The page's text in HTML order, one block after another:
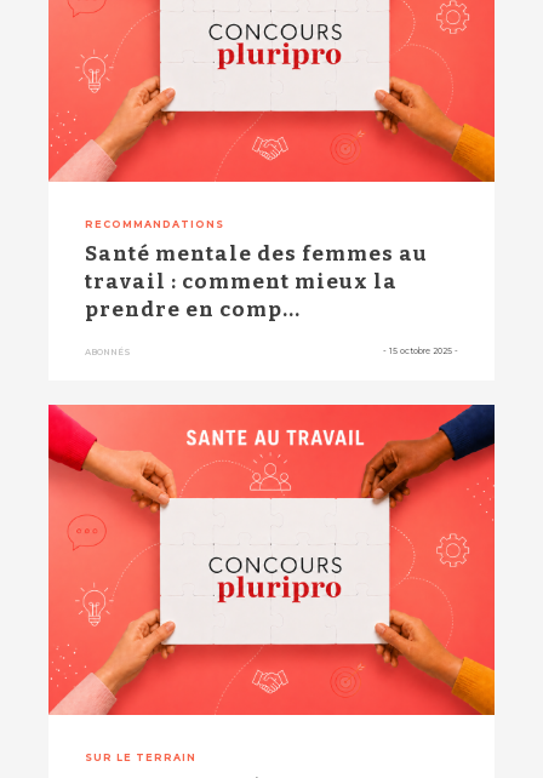
RECOMMANDATIONS
Santé mentale des femmes au
travail : comment mieux la
prendre en comp...
ABONNÉS - 15 octobre 2025 -
SUR LE TERRAIN